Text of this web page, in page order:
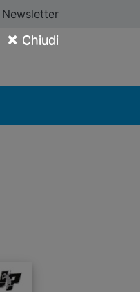
× Chiudi
Newsletter